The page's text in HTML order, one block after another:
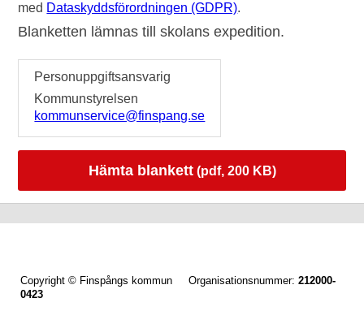
med Dataskyddsförordningen (GDPR).
Blanketten lämnas till skolans expedition.
Personuppgiftsansvarig
Kommunstyrelsen
kommunservice@finspang.se
Hämta blankett(pdf, 200 KB)
Copyright © Finspångs kommun Organisationsnummer: 212000-
0423